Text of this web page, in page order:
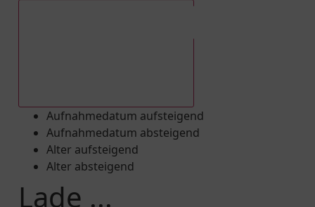
Aufnahmedatum aufsteigend
Aufnahmedatum absteigend
Alter aufsteigend
Alter absteigend
Lade ...